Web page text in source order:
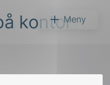
Meny
kontor